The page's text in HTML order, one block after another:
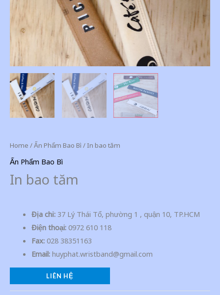
Home /Ấn Phẩm Bao Bì / In bao tăm
Ấn Phẩm Bao Bì
In bao tăm
Địa chỉ:37 Lý Thái Tổ, phường 1 , quận 10, TP.HCM
Điện thoại:0972 610 118
Fax:028 38351163
Email: huyphat.wristband@gmail.com
LIÊN HỆ